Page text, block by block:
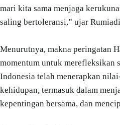
mari kita sama menjaga
saling bertoleransi,” ujar
Menurutnya, makna peringatan
momentum untuk merefleksikan
Indonesia telah menerapkan
kehidupan, termasuk dalam
kepentingan bersama, dan